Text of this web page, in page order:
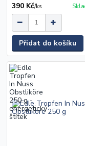
390 Kč/ks
Přidat do košíku